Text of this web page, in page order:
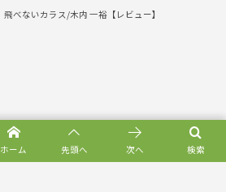
飛べないカラス/木内 一裕【レビュー】
検索
ホーム 先頭へ 次へ